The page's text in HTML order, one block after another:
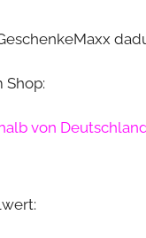
Shop:
von